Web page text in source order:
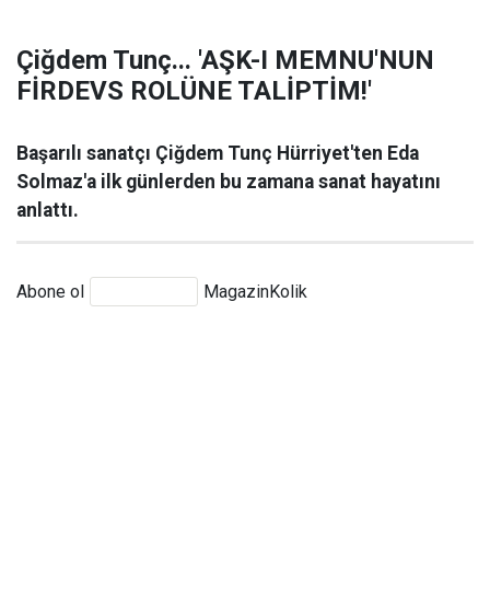
Çiğdem Tunç... 'AŞK-I MEMNU'NUN
FİRDEVS ROLÜNE TALİPTİM!'
Başarılı sanatçı Çiğdem Tunç Hürriyet'ten Eda
Solmaz'a ilk günlerden bu zamana sanat hayatını
anlattı.
Abone ol MagazinKolik